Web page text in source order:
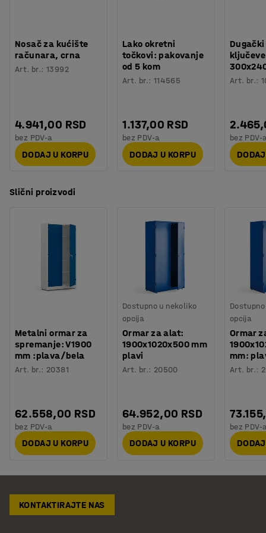
Nosač za kućište
računara, crna
Art. br.:13992
4.941,00 RSD
bez PDV-a
DODAJ U KORPU
Lako okretni
točkovi: pakovanje
od 5 kom
Art. br.: 114565
1.137,00 RSD
bez PDV-a
DODAJ U KORPU
Art. br.:
bez PDV-
Slični proizvodi
Metalni ormar za
spremanje: V1900
mm :plava/bela
Art. br.: 20381
62.558,00 RSD
bez PDV-a
DODAJ U KORPU
Dostupno u nekoliko
opcija
Ormar za alat:
1900x1020x500 mm
plavi
Art. br.: 20500
64.952,00 RSD
bez PDV-a
DODAJ U KORPU
opcija
Ormar
mm:
Art. br.:
bez PDV-
KONTAKTIRAJTE NAS